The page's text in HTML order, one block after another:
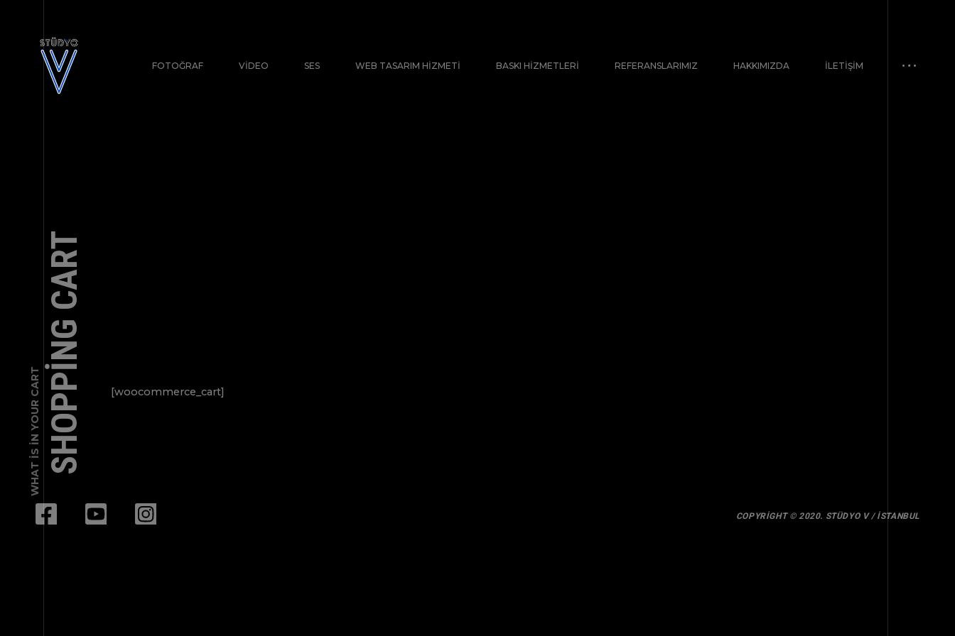
FOTOĞRAF VIDEO SES WEB TASARIM HIZMETI BASKI HIZMETLERI REFERANSLARIMIZ HAKKIMIZDA İLETIŞIM
WHAT IS IN YOUR CARTSHOPPING CART [woocommerce_cart]
COPYRIGHT © 2020. STÜDYO V / İSTANBUL